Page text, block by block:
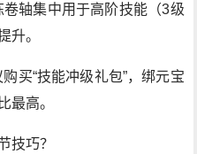
轴集中用于高阶技能（3级
升。
买“技能冲级礼包”，绑元宝
最高。
技巧？